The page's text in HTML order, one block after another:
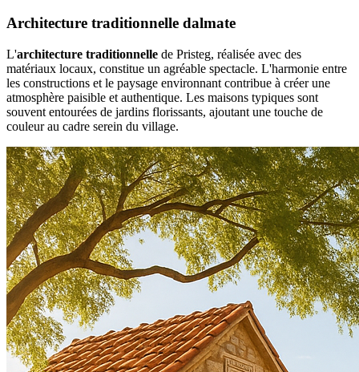
Architecture traditionnelle dalmate
L'architecture traditionnelle de Pristeg, réalisée avec des
matériaux locaux, constitue un agréable spectacle. L'harmonie entre
les constructions et le paysage environnant contribue à créer une
atmosphère paisible et authentique. Les maisons typiques sont
souvent entourées de jardins florissants, ajoutant une touche de
couleur au cadre serein du village.